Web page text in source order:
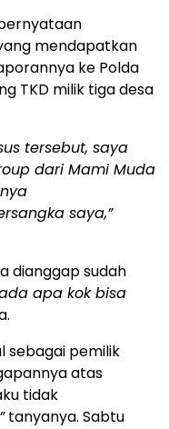
mendapatkan
ke Polda
TKD milik tiga desa
tersebut, saya
dari Mami Muda
saya,”
dianggap sudah
apa kok bisa
sebagai pemilik
atas
tidak
tanyanya. Sabtu